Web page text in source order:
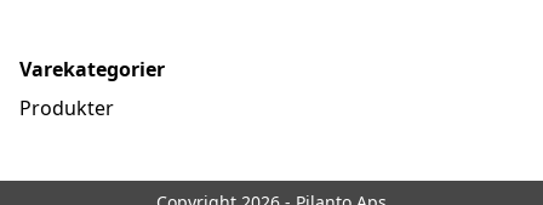
Varekategorier
Produkter